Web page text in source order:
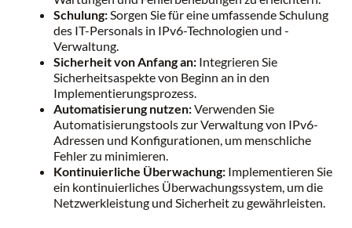
Schulung: Sorgen Sie für eine umfassende Schulung
des IT-Personals in IPv6-Technologien und -
Verwaltung.
Sicherheit von Anfang an: Integrieren Sie
Sicherheitsaspekte von Beginn an in den
Implementierungsprozess.
Automatisierung nutzen:Verwenden Sie
Automatisierungstools zur Verwaltung von IPv6-
Adressen und Konfigurationen, um menschliche
Fehler zu minimieren.
Kontinuierliche Überwachung: Implementieren Sie
ein kontinuierliches Überwachungssystem, um die
Netzwerkleistung und Sicherheit zu gewährleisten.